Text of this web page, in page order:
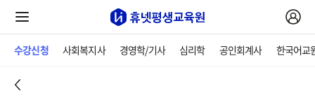
수강신청 사회복지사 경영학/기사 심리학 공인회계사 한국어교